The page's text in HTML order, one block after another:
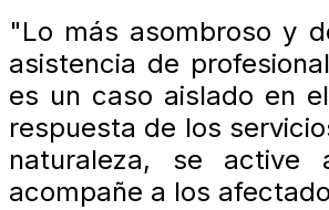
"Lo más asombroso y
asistencia de
es un caso aislado en
respuesta de los
naturaleza, se active
acompañe a los